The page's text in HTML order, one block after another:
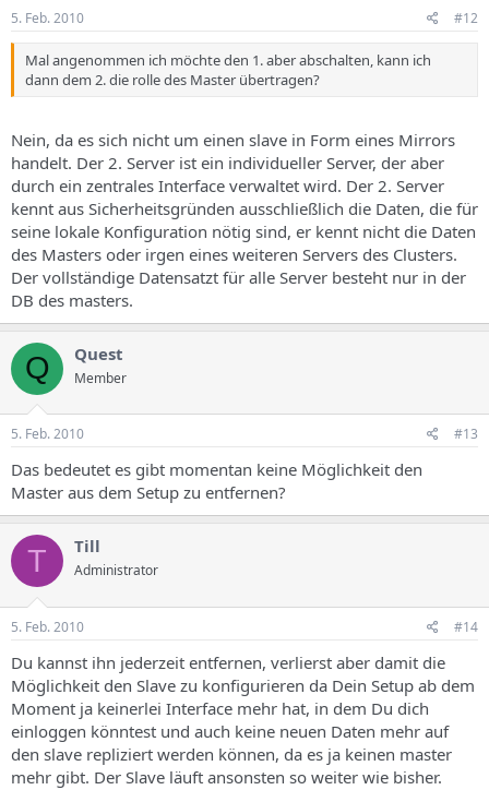
5. Feb. 2010 #12
Mal angenommen ich möchte den 1. aber abschalten, kann ich
dann dem 2. die rolle des Master übertragen?
Nein, da es sich nicht um einen slave in Form eines Mirrors
handelt. Der 2. Server ist ein individueller Server, der aber
durch ein zentrales Interface verwaltet wird. Der 2. Server
kennt aus Sicherheitsgründen ausschließlich die Daten, die für
seine lokale Konfiguration nötig sind, er kennt nicht die Daten
des Masters oder irgen eines weiteren Servers des Clusters.
Der vollständige Datensatzt für alle Server besteht nur in der
DB des masters.
Q Quest
Member
5. Feb. 2010 #13
Das bedeutet es gibt momentan keine Möglichkeit den
Master aus dem Setup zu entfernen?
T Till
Administrator
5. Feb. 2010 #14
Du kannst ihn jederzeit entfernen, verlierst aber damit die
Möglichkeit den Slave zu konfigurieren da Dein Setup ab dem
Moment ja keinerlei Interface mehr hat, in dem Du dich
einloggen könntest und auch keine neuen Daten mehr auf
den slave repliziert werden können, da es ja keinen master
mehr gibt. Der Slave läuft ansonsten so weiter wie bisher.